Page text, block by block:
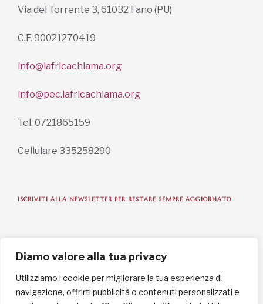
Diamo valore alla tua privacy
Utilizziamo i cookie per migliorare la tua esperienza di
navigazione, offrirti pubblicità o contenuti personalizzati e
Via del Torrente 3, 61032 Fano (PU)
C.F. 90021270419
info@lafricachiama.org
info@pec.lafricachiama.org
Tel. 0721865159
Cellulare 335258290
ISCRIVITI ALLA NEWSLETTER PER RESTARE SEMPRE AGGIORNATO
ISCRIVITI ORA
INFORMAZIONI SULLA PRIVACY